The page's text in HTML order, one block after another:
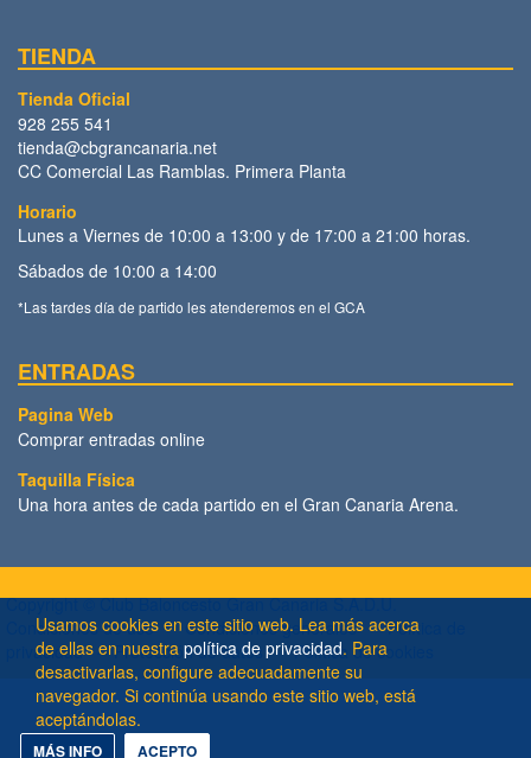
Usamos cookies en este sitio web. Lea más acerca
de ellas en nuestra política de privacidad. Para
desactivarlas, configure adecuadamente su
navegador. Si continúa usando este sitio web, está
aceptándolas.
MÁS INFO ACEPTO
TIENDA
Tienda Oficial
928 255 541
tienda@cbgrancanaria.net
CC Comercial Las Ramblas. Primera Planta
Horario
Lunes a Viernes de 10:00 a 13:00 y de 17:00 a 21:00 horas.
Sábados de 10:00 a 14:00
*Las tardes día de partido les atenderemos en el GCA
ENTRADAS
Pagina Web
Comprar entradas online
Taquilla Física
Una hora antes de cada partido en el Gran Canaria Arena.
Copyright ©Club Baloncesto Gran Canaria S.A.D.U.
Condiciones de uso
Condiciones generales
Política de
privacidad
Protección de datos Política de cookies